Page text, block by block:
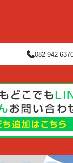
082-942-